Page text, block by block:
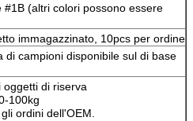
#1B (altri colori possono essere
immagazzinato, 10pcs per ordine
di campioni disponibile sul di base
oggetti di riserva
100kg
ordini dell'OEM.